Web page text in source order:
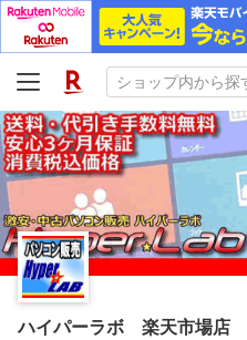
ハイパーラボ 楽天市場店